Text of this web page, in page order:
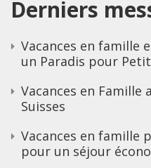
Derniers
Vacances en famille
un Paradis pour
Vacances en Famille
Suisses
Vacances en famille
pour un séjour